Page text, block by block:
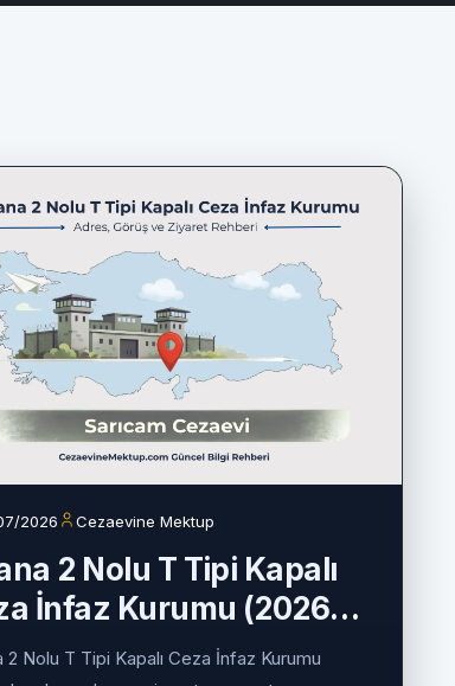
2026 Cezaevine Mektup
2 Nolu T Tipi Kapalı
İnfaz Kurumu (2026
Rehber)
2 Nolu T Tipi Kapalı Ceza İnfaz Kurumu